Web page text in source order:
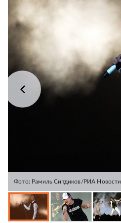
Фото: Рамиль Ситдиков/РИА Новости